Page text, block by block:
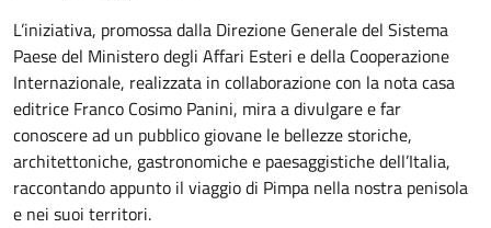
L’iniziativa, promossa dalla Direzione Generale del Sistema
Paese del Ministero degli Affari Esteri e della Cooperazione
Internazionale, realizzata in collaborazione con la nota casa
editrice Franco Cosimo Panini, mira a divulgare e far
conoscere ad un pubblico giovane le bellezze storiche,
architettoniche, gastronomiche e paesaggistiche dell’Italia,
raccontando appunto il viaggio di Pimpa nella nostra penisola
e nei suoi territori.